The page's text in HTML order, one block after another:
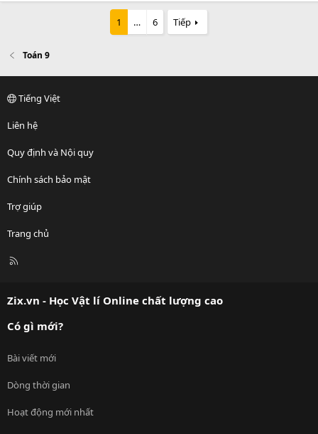
1 … 6 Tiếp
Toán 9
Tiếng Việt
Liên hệ
Quy định và Nội quy
Chính sách bảo mật
Trợ giúp
Trang chủ
R
Zix.vn - Học Vật lí Online chất lượng cao
Có gì mới?
Bài viết mới
Dòng thời gian
Hoạt động mới nhất